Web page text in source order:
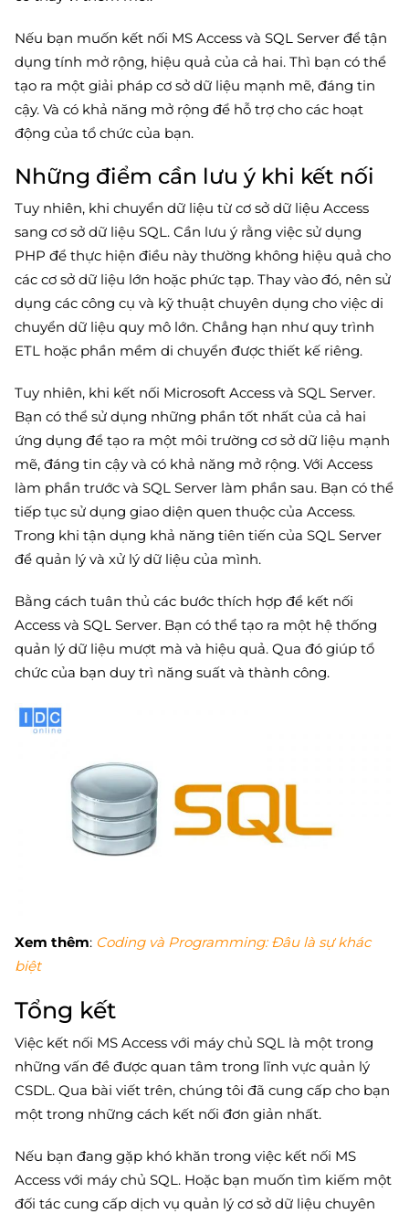
Nếu bạn muốn kết nối MS Access và SQL Server để tận
dụng tính mở rộng, hiệu quả của cả hai. Thì bạn có thể
tạo ra một giải pháp cơ sở dữ liệu mạnh mẽ, đáng tin
cậy. Và có khả năng mở rộng để hỗ trợ cho các hoạt
động của tổ chức của bạn.
Những điểm cần lưu ý khi kết nối
Tuy nhiên, khi chuyển dữ liệu từ cơ sở dữ liệu Access
sang cơ sở dữ liệu SQL. Cần lưu ý rằng việc sử dụng
PHP để thực hiện điều này thường không hiệu quả cho
các cơ sở dữ liệu lớn hoặc phức tạp. Thay vào đó, nên sử
dụng các công cụ và kỹ thuật chuyên dụng cho việc di
chuyển dữ liệu quy mô lớn. Chẳng hạn như quy trình
ETL hoặc phần mềm di chuyển được thiết kế riêng.
Tuy nhiên, khi kết nối Microsoft Access và SQL Server.
Bạn có thể sử dụng những phần tốt nhất của cả hai
ứng dụng để tạo ra một môi trường cơ sở dữ liệu mạnh
mẽ, đáng tin cậy và có khả năng mở rộng. Với Access
làm phần trước và SQL Server làm phần sau. Bạn có thể
tiếp tục sử dụng giao diện quen thuộc của Access.
Trong khi tận dụng khả năng tiên tiến của SQL Server
để quản lý và xử lý dữ liệu của mình.
Bằng cách tuân thủ các bước thích hợp để kết nối
Access và SQL Server. Bạn có thể tạo ra một hệ thống
quản lý dữ liệu mượt mà và hiệu quả. Qua đó giúp tổ
chức của bạn duy trì năng suất và thành công.
Xem thêm: Coding và Programming: Đâu là sự khác
biệt
Tổng kết
Việc kết nối MS Access với máy chủ SQL là một trong
những vấn đề được quan tâm trong lĩnh vực quản lý
CSDL. Qua bài viết trên, chúng tôi đã cung cấp cho bạn
một trong những cách kết nối đơn giản nhất.
Nếu bạn đang gặp khó khăn trong việc kết nối MS
Access với máy chủ SQL. Hoặc bạn muốn tìm kiếm một
đối tác cung cấp dịch vụ quản lý cơ sở dữ liệu chuyên